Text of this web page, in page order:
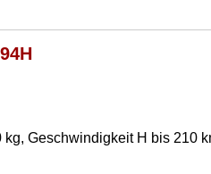
kg, Geschwindigkeit H bis 210